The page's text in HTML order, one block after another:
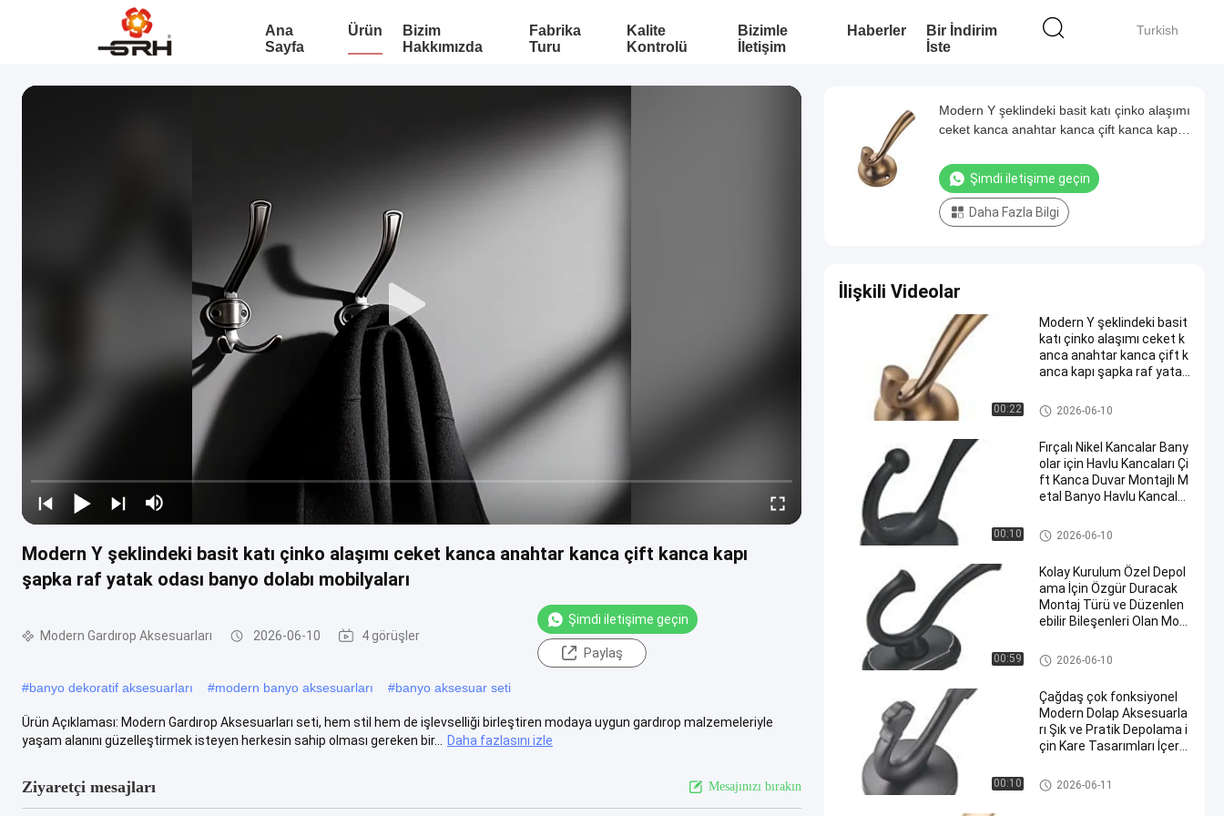
Turkish
Ana
Sayfa
Ürün
Bizim
Hakkımızda
Fabrika
Turu
Kalite
Kontrolü
Bizimle
İletişim
Haberler
Bir İndirim
İste
Modern Y şeklindeki basit katı çinko alaşımı ceket kanca anahtar kanca çift kanca kapı
şapka raf yatak odası banyo dolabı mobilyaları
Modern Gardırop Aksesuarları 2026-06-10 4 görüşler
Şimdi iletişime geçin
Paylaş
#banyo dekoratif aksesuarları #modern banyo aksesuarları #banyo aksesuar seti
Ürün Açıklaması: Modern Gardırop Aksesuarları seti, hem stil hem de işlevselliği birleştiren modaya uygun gardırop malzemeleriyle
yaşam alanını güzelleştirmek isteyen herkesin sahip olması gereken bir...
Daha fazlasını izle
Ziyaretçi mesajları Mesajınızı bırakın
Modern Y şeklindeki basit katı çinko alaşımı
ceket kanca anahtar kanca çift kanca kapı
mobilyaları
Şimdi iletişime geçin
Daha Fazla Bilgi
İlişkili Videolar
00:22
Modern Y şeklindeki basit
katı çinko alaşımı ceket k
anca anahtar kanca çift k
anca kapı şapka raf yatak
aları
Modern Gardırop Aksesuarları
2026-06-10
00:10
Fırçalı Nikel Kancalar Bany
olar için Havlu Kancaları Çi
ft Kanca Duvar Montajlı M
etal Banyo Havlu Kancalar
arı
Modern Gardırop Aksesuarları
2026-06-10
00:59
Kolay Kurulum Özel Depol
ama İçin Özgür Duracak
Montaj Türü ve Düzenlen
ebilir Bileşenleri Olan Mod
Modern Gardırop Aksesuarları
2026-06-10
00:10
Çağdaş çok fonksiyonel
Modern Dolap Aksesuarla
rı Şık ve Pratik Depolama i
çin Kare Tasarımları İçere
Modern Gardırop Aksesuarları
2026-06-11